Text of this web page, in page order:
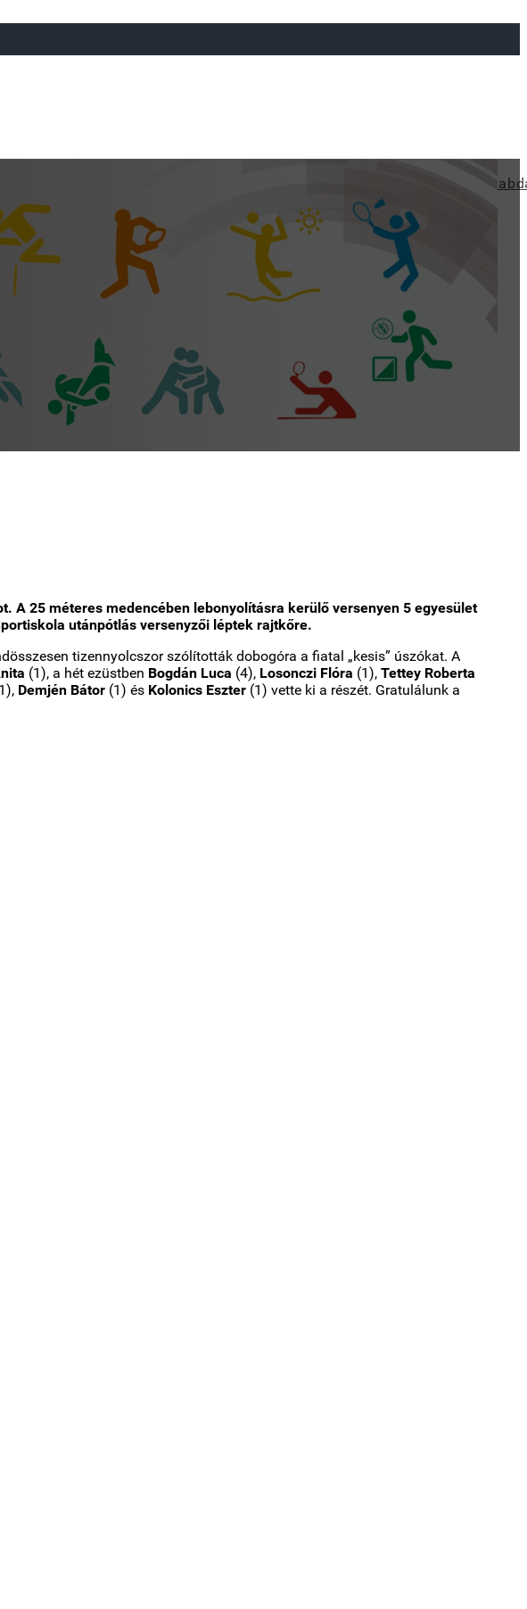
A 25 méteres medencében lebonyolításra kerülő versenyen 5 egyesület
utánpótlás versenyzői léptek rajtkőre.
tizennyolcszor szólították dobogóra a fiatal „kesis” úszókat. A
(1), a hét ezüstben Bogdán Luca (4), Losonczi Flóra (1), Tettey Roberta
Demjén Bátor (1) és Kolonics Eszter (1) vette ki a részét. Gratulálunk a